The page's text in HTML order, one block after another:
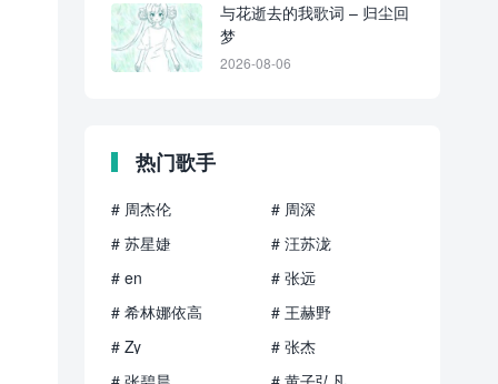
与花逝去的我歌词 – 归尘回
梦
2026-08-06
热门歌手
# 周杰伦
# 周深
# 苏星婕
# 汪苏泷
# en
# 张远
# 希林娜依高
# 王赫野
# Zy
# 张杰